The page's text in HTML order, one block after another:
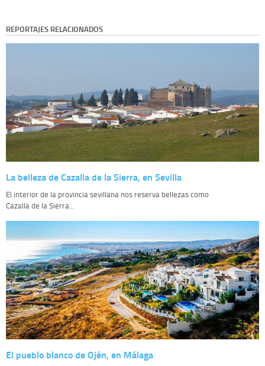
REPORTAJES RELACIONADOS
La belleza de Cazalla de la Sierra, en Sevilla
El interior de la provincia sevillana nos reserva bellezas como
Cazalla de la Sierra...
El pueblo blanco de Ojén, en Málaga